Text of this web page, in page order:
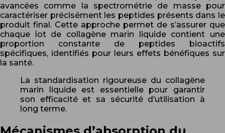
avancées comme la spectrométrie de masse pour
caractériser précisément les peptides présents dans le
produit final. Cette approche permet de s’assurer que
chaque lot de collagène marin liquide contient une
proportion constante de peptides bioactifs
spécifiques, identifiés pour leurs effets bénéfiques sur
la santé.
La standardisation rigoureuse du collagène
marin liquide est essentielle pour garantir
son efficacité et sa sécurité d’utilisation à
long terme.